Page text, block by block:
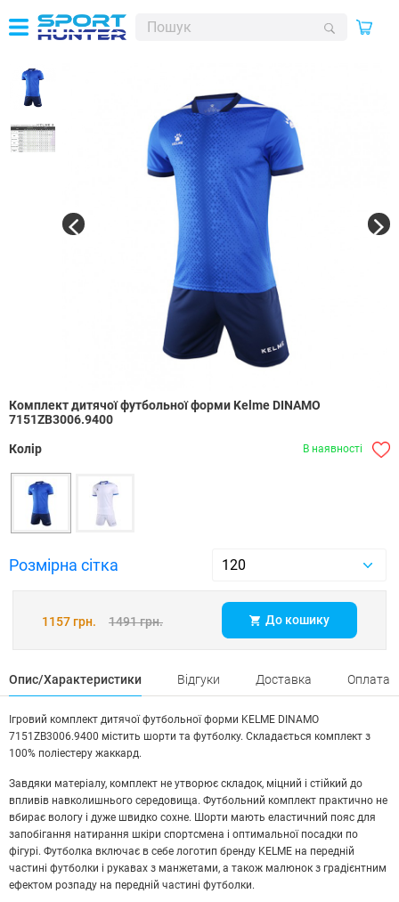
Комплект дитячої футбольної форми Kelme DINAMO
7151ZB3006.9400
В наявності
Колір
Розмірна сітка
1157 грн. 1491 грн. До кошику
Опис/Характеристики Відгуки Доставка Оплата
Ігровий комплект дитячої футбольної форми KELME DINAMO
7151ZB3006.9400 містить шорти та футболку. Складається комплект з
100% поліестеру жаккард.
Завдяки матеріалу, комплект не утворює складок, міцний і стійкий до
впливів навколишнього середовища. Футбольний комплект практично не
вбирає вологу і дуже швидко сохне. Шорти мають еластичний пояс для
запобігання натирання шкіри спортсмена і оптимальної посадки по
фігурі. Футболка включає в себе логотип бренду KELME на передній
частині футболки і рукавах з манжетами, а також малюнок з градієнтним
ефектом розпаду на передній частині футболки.